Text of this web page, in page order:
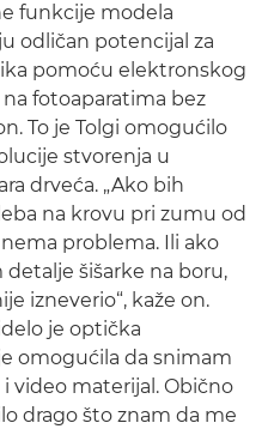
funkcije modela
odličan potencijal za
pomoću elektronskog
fotoaparatima bez
To je Tolgi omogućilo
stvorenja u
drveća. „Ako bih
na krovu pri zumu od
problema. Ili ako
šišarke na boru,
izneverio“, kaže on.
je optička
omogućila da snimam
video materijal. Obično
drago što znam da me